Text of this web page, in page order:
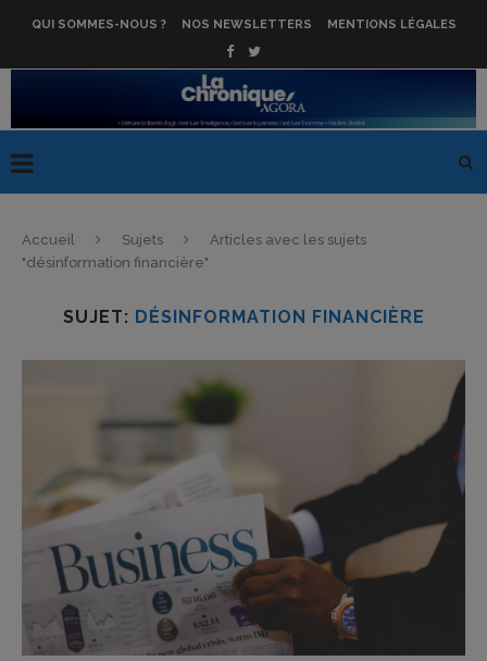
QUI SOMMES-NOUS ? NOS NEWSLETTERS MENTIONS LÉGALES
Accueil Sujets
Articles avec les sujets
"désinformation financière"
SUJET: DÉSINFORMATION FINANCIÈRE